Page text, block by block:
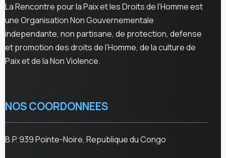
La Rencontre pour la Paix et les Droits de l’Homme est
une Organisation Non Gouvernementale
independante, non partisane, de protection, defense
et promotion des droits de l’Homme, de la culture de
Paix et de la Non Violence.
NOS COORDONNEES
B.P. 939 Pointe-Noire, Republique du Congo